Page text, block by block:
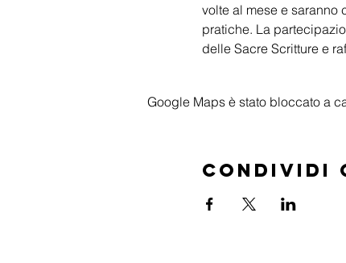
volte al mese e
pratiche. La
delle Sacre Scritture e
Google Maps è stato bloccato a
Condividi